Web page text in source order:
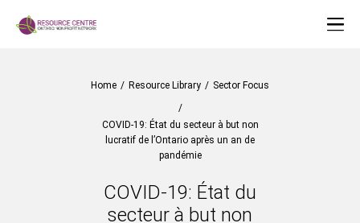
Home / Resource Library / Sector Focus
/
COVID-19: État du secteur à but non
lucratif de l’Ontario après un an de
pandémie
COVID-19: État du
secteur à but non